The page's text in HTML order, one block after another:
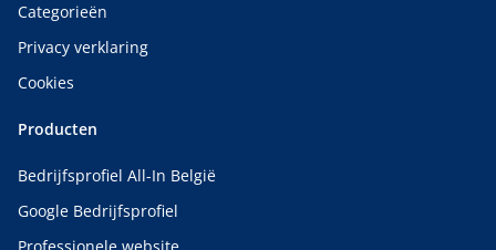
Categorieën
Privacy verklaring
Cookies
Producten
Bedrijfsprofiel All-In België
Google Bedrijfsprofiel